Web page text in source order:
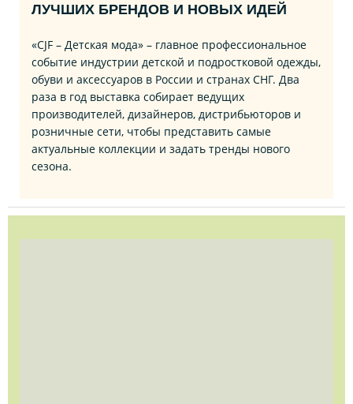
ЛУЧШИХ БРЕНДОВ И НОВЫХ ИДЕЙ
«CJF – Детская мода» – главное профессиональное
событие индустрии детской и подростковой одежды,
обуви и аксессуаров в России и странах СНГ. Два
раза в год выставка собирает ведущих
производителей, дизайнеров, дистрибьюторов и
розничные сети, чтобы представить самые
актуальные коллекции и задать тренды нового
сезона.